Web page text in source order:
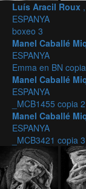
Luís Aracil Roux
ESPANYA
boxeo 3
Manel Caballé
ESPANYA
Emma en BN copia
Manel Caballé
ESPANYA
_MCB1455 copia 2
Manel Caballé
ESPANYA
_MCB3421 copia 3